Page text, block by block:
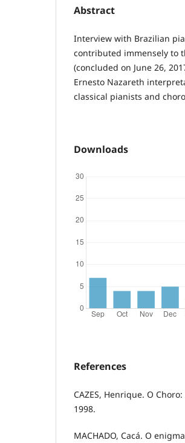
Abstract
Interview with Brazilian
contributed immensely to
(concluded on June 26,
Ernesto Nazareth
classical pianists and
Downloads
References
CAZES, Henrique. O
1998.
MACHADO, Cacá. O